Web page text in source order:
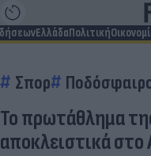
ΕλλάδαΠολιτική
Σπορ
Το πρωτάθλημα
αποκλειστικά στο